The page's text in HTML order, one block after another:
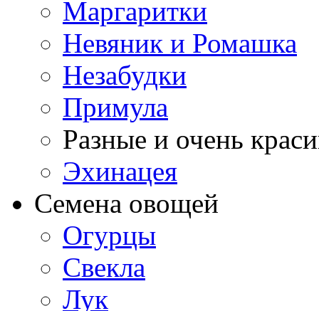
Маргаритки
Невяник и Ромашка
Незабудки
Примула
Разные и очень
Эхинацея
Семена овощей
Огурцы
Свекла
Лук